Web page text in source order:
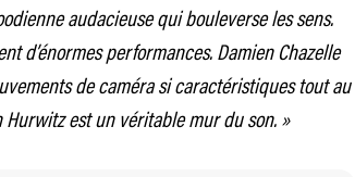
audacieuse qui bouleverse les sens.
d’énormes performances. Damien Chazelle
de caméra si caractéristiques tout au
est un véritable mur du son. »